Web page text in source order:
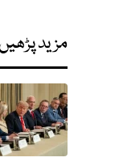
مزید